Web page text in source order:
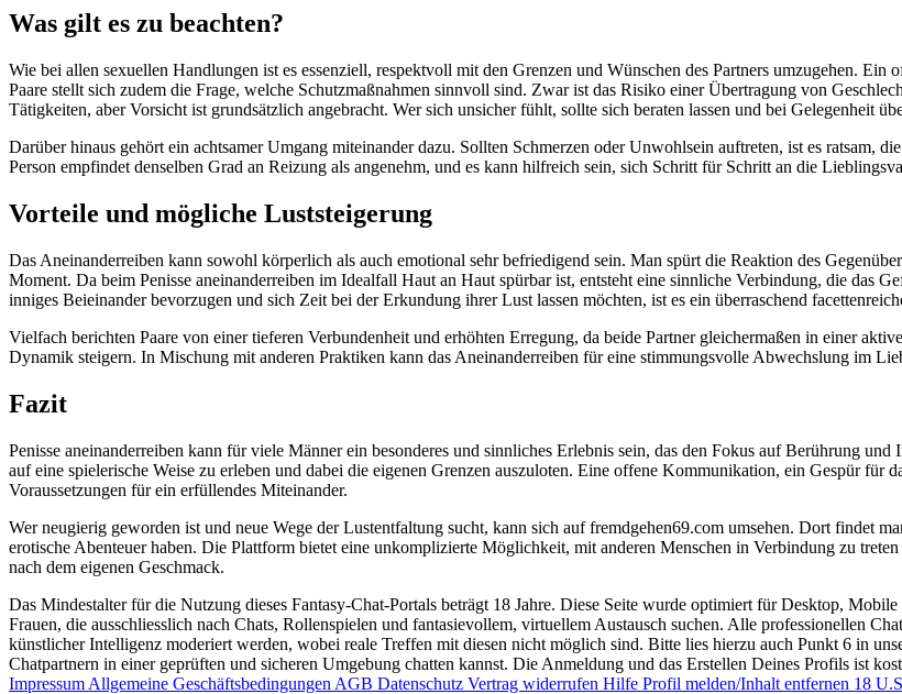
Was gilt es zu beachten?
Wie bei allen sexuellen Handlungen ist es essenziell, respektvoll mit den Grenzen und Wünschen des Partners umzugehen.
Paare stellt sich zudem die Frage, welche Schutzmaßnahmen sinnvoll sind. Zwar ist das Risiko einer Übertragung von
Tätigkeiten, aber Vorsicht ist grundsätzlich angebracht. Wer sich unsicher fühlt, sollte sich beraten lassen und bei Gelegenheit
Darüber hinaus gehört ein achtsamer Umgang miteinander dazu. Sollten Schmerzen oder Unwohlsein auftreten, ist es ratsam,
Person empfindet denselben Grad an Reizung als angenehm, und es kann hilfreich sein, sich Schritt für Schritt an die
Vorteile und mögliche Luststeigerung
Das Aneinanderreiben kann sowohl körperlich als auch emotional sehr befriedigend sein. Man spürt die Reaktion des
Moment. Da beim Penisse aneinanderreiben im Idealfall Haut an Haut spürbar ist, entsteht eine sinnliche Verbindung, die das
inniges Beieinander bevorzugen und sich Zeit bei der Erkundung ihrer Lust lassen möchten, ist es ein überraschend
Vielfach berichten Paare von einer tieferen Verbundenheit und erhöhten Erregung, da beide Partner gleichermaßen in einer
Dynamik steigern. In Mischung mit anderen Praktiken kann das Aneinanderreiben für eine stimmungsvolle Abwechslung im
Fazit
Penisse aneinanderreiben kann für viele Männer ein besonderes und sinnliches Erlebnis sein, das den Fokus auf Berührung
auf eine spielerische Weise zu erleben und dabei die eigenen Grenzen auszuloten. Eine offene Kommunikation, ein Gespür für
Voraussetzungen für ein erfüllendes Miteinander.
Wer neugierig geworden ist und neue Wege der Lustentfaltung sucht, kann sich auf fremdgehen69.com umsehen. Dort findet
erotische Abenteuer haben. Die Plattform bietet eine unkomplizierte Möglichkeit, mit anderen Menschen in Verbindung zu
nach dem eigenen Geschmack.
Das Mindestalter für die Nutzung dieses Fantasy-Chat-Portals beträgt 18 Jahre. Diese Seite wurde optimiert für Desktop,
Frauen, die ausschliesslich nach Chats, Rollenspielen und fantasievollem, virtuellem Austausch suchen. Alle professionellen
künstlicher Intelligenz moderiert werden, wobei reale Treffen mit diesen nicht möglich sind. Bitte lies hierzu auch Punkt 6 in
Chatpartnern in einer geprüften und sicheren Umgebung chatten kannst. Die Anmeldung und das Erstellen Deines Profils ist
Impressum Allgemeine Geschäftsbedingungen AGB Datenschutz Vertrag widerrufen Hilfe Profil melden/Inhalt entfernen 18